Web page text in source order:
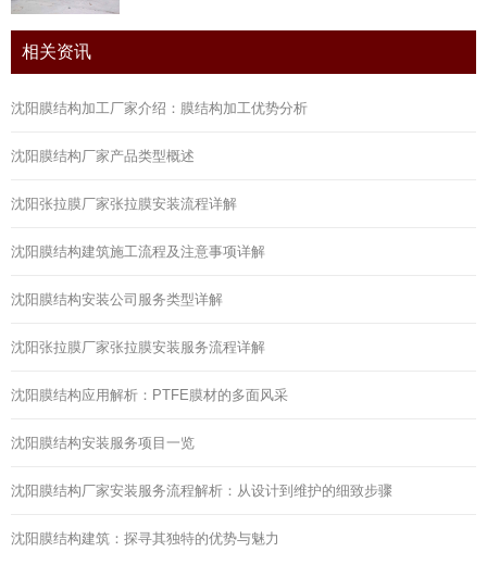
相关资讯
沈阳膜结构加工厂家介绍：膜结构加工优势分析
沈阳膜结构厂家产品类型概述
沈阳张拉膜厂家张拉膜安装流程详解
沈阳膜结构建筑施工流程及注意事项详解
沈阳膜结构安装公司服务类型详解
沈阳张拉膜厂家张拉膜安装服务流程详解
沈阳膜结构应用解析：PTFE膜材的多面风采
沈阳膜结构安装服务项目一览
沈阳膜结构厂家安装服务流程解析：从设计到维护的细致步骤
沈阳膜结构建筑：探寻其独特的优势与魅力